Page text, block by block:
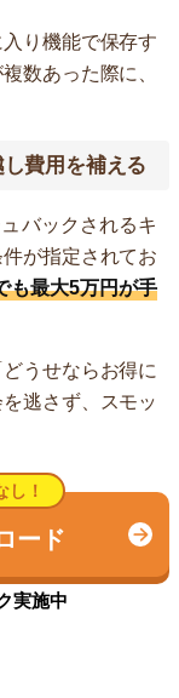
り機能で保存す
数あった際に、
費用を補える
バックされるキ
が指定されてお
も最大5万円が手
うせならお得に
逃さず、スモッ
し！
ード
実施中